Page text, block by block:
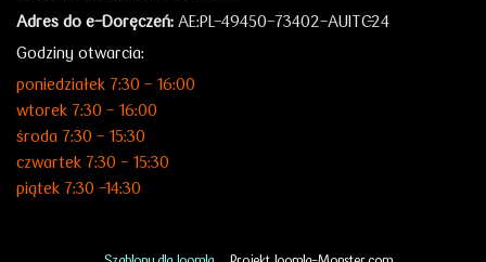
Adres do e-Doręczeń: AE:PL-49450-73402-AUITC-24
Godziny otwarcia:
poniedziałek 7:30 - 16:00
wtorek 7:30 - 16:00
środa 7:30 - 15:30
czwartek 7:30 - 15:30
piątek 7:30 -14:30